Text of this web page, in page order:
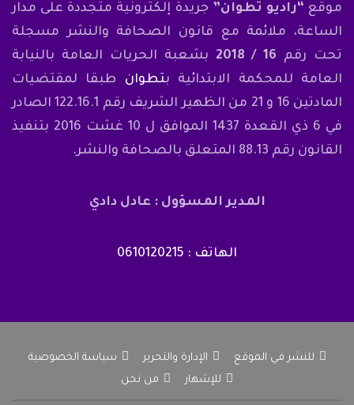
موقع “راديو تطوان” جريدة إلكترونية متجددة على مدار
الساعة، ملائمة مع قانون الصحافة والنشر مسجلة
تحت رقم 16 / 2018
بشعبة الحريات العامة بالنيابة
العامة للمحكمة الابتدائية بتطوان طبقا لمقتضيات
المادتين 16 و 21 من الظهير الشريف رقم 122.16.1 الصادر
في 6 ذي القعدة 1437 الموافق ل 10 غشت 2016 بتنفيذ
القانون رقم 88.13 المتعلق بالصحافة والنشر.
المدير المسؤول : عادل دادي
الهاتف : 0610120215
للنشر في الموقع الإدارة والتحرير
سياسة الخصوصية
للإشهار
من نحن